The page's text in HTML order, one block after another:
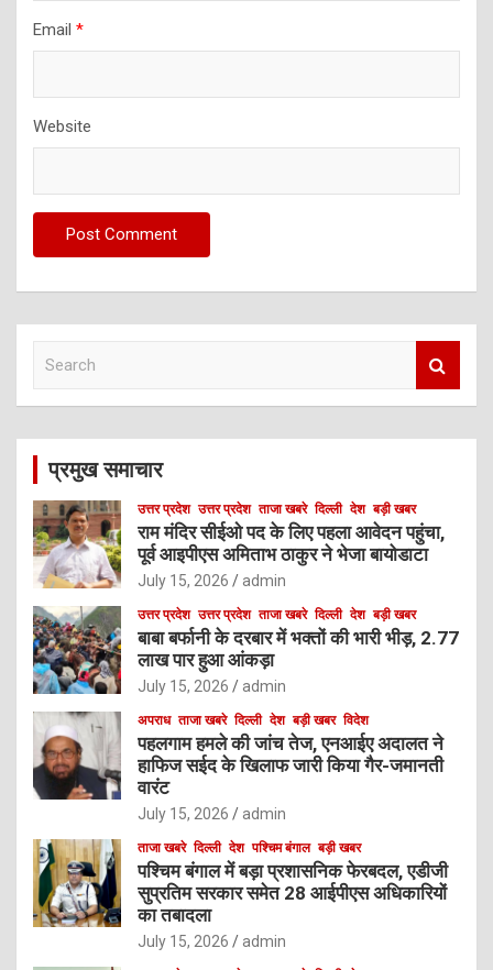
Email *
Website
c
प्रमुख समाचार
उत्तर प्रदेश उत्तर प्रदेश ताजा खबरे दिल्ली देश बड़ी खबर
राम मंदिर सीईओ पद के लिए पहला आवेदन पहुंचा,
पूर्व आइपीएस अमिताभ ठाकुर ने भेजा बायोडाटा
July 15, 2026 admin
उत्तर प्रदेश उत्तर प्रदेश ताजा खबरे दिल्ली देश बड़ी खबर
बाबा बर्फानी के दरबार में भक्तों की भारी भीड़, 2.77
लाख पार हुआ आंकड़ा
July 15, 2026 admin
अपराध ताजा खबरे दिल्ली देश बड़ी खबर विदेश
पहलगाम हमले की जांच तेज, एनआईए अदालत ने
हाफिज सईद के खिलाफ जारी किया गैर-जमानती
वारंट
July 15, 2026 admin
ताजा खबरे दिल्ली देश पश्चिम बंगाल बड़ी खबर
पश्चिम बंगाल में बड़ा प्रशासनिक फेरबदल, एडीजी
सुप्रतिम सरकार समेत 28 आईपीएस अधिकारियों
का तबादला
July 15, 2026 admin